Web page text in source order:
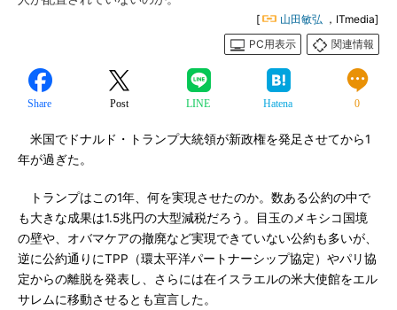
[ 山田敏弘 ，ITmedia]
PC用表示
関連情報
Share Post LINE Hatena 0
米国でドナルド・トランプ大統領が新政権を発足させてから1
年が過ぎた。
トランプはこの1年、何を実現させたのか。数ある公約の中で
も大きな成果は1.5兆円の大型減税だろう。目玉のメキシコ国境
の壁や、オバマケアの撤廃など実現できていない公約も多いが、
逆に公約通りにTPP（環太平洋パートナーシップ協定）やパリ協
定からの離脱を発表し、さらには在イスラエルの米大使館をエル
サレムに移動させるとも宣言した。